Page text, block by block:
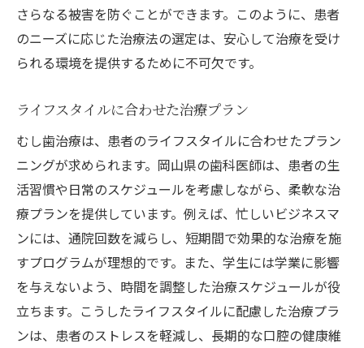
さらなる被害を防ぐことができます。このように、患者
のニーズに応じた治療法の選定は、安心して治療を受け
られる環境を提供するために不可欠です。
ライフスタイルに合わせた治療プラン
むし歯治療は、患者のライフスタイルに合わせたプラン
ニングが求められます。岡山県の歯科医師は、患者の生
活習慣や日常のスケジュールを考慮しながら、柔軟な治
療プランを提供しています。例えば、忙しいビジネスマ
ンには、通院回数を減らし、短期間で効果的な治療を施
すプログラムが理想的です。また、学生には学業に影響
を与えないよう、時間を調整した治療スケジュールが役
立ちます。こうしたライフスタイルに配慮した治療プラ
ンは、患者のストレスを軽減し、長期的な口腔の健康維